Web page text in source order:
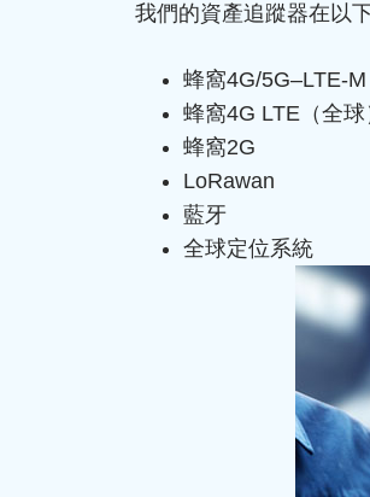
我們的資產追蹤器在以
蜂窩4G/5G–LTE-
蜂窩4G LTE（全球
蜂窩2G
LoRawan
藍牙
全球定位系統